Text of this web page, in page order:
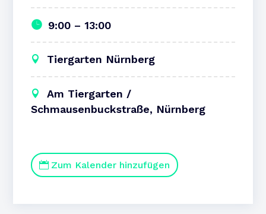
9:00 – 13:00
Tiergarten Nürnberg
Am Tiergarten /
Schmausenbuckstraße, Nürnberg
Zum Kalender hinzufügen